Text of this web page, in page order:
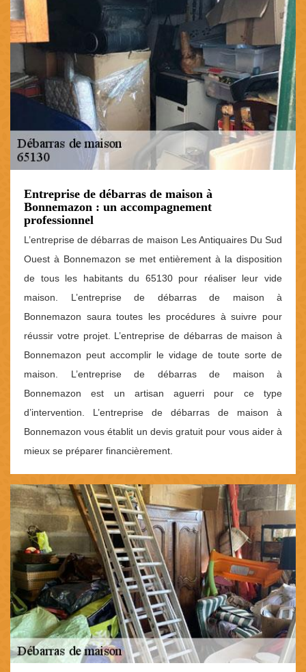
Entreprise de débarras de maison à
Bonnemazon : un accompagnement
professionnel
L’entreprise de débarras de maison Les Antiquaires Du Sud
Ouest à Bonnemazon se met entièrement à la disposition
de tous les habitants du 65130 pour réaliser leur vide
maison. L’entreprise de débarras de maison à
Bonnemazon saura toutes les procédures à suivre pour
réussir votre projet. L’entreprise de débarras de maison à
Bonnemazon peut accomplir le vidage de toute sorte de
maison. L’entreprise de débarras de maison à
Bonnemazon est un artisan aguerri pour ce type
d’intervention. L’entreprise de débarras de maison à
Bonnemazon vous établit un devis gratuit pour vous aider à
mieux se préparer financièrement.